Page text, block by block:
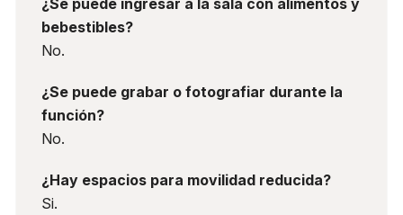
bebestibles?
No.
¿Se puede grabar o fotografiar durante la
función?
No.
¿Hay espacios para movilidad reducida?
Si.